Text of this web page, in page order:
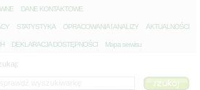
DANE KONTAKTOWE
STATYSTYKA OPRACOWANIA I ANALIZY AKTUALNOŚCI
DEKLARACJA DOSTĘPNOŚCI Mapa serwisu